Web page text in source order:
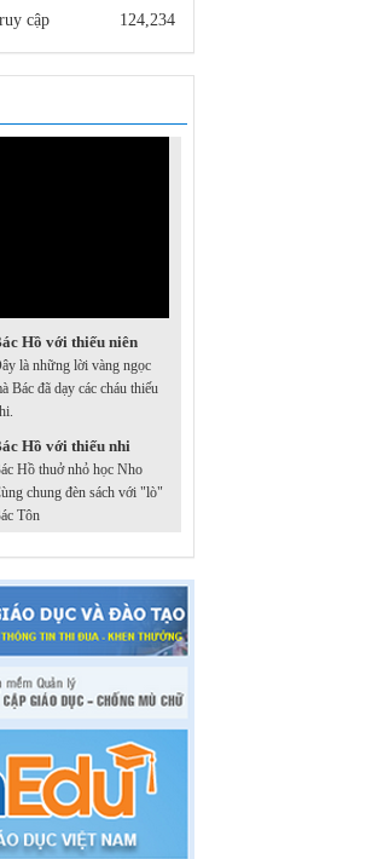
cập 124,234
Hồ với thiếu niên
là những lời vàng ngọc
Bác đã dạy các cháu thiếu
Hồ với thiếu nhi
Hồ thuở nhỏ học Nho
chung đèn sách với "lò"
Tôn